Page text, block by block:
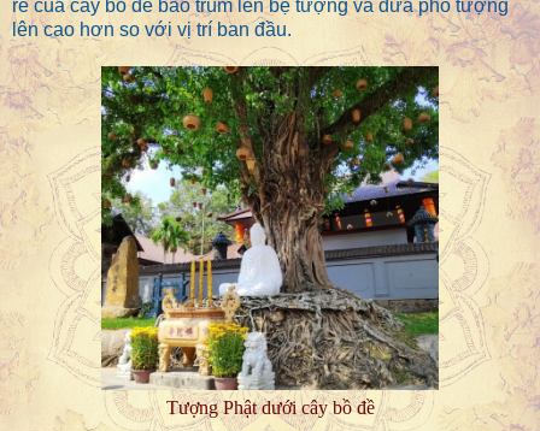
rễ của cây bồ đề bao trùm lên bệ tượng và đưa pho tượng
lên cao hơn so với vị trí ban đầu.
Tượng Phật dưới cây bồ đề